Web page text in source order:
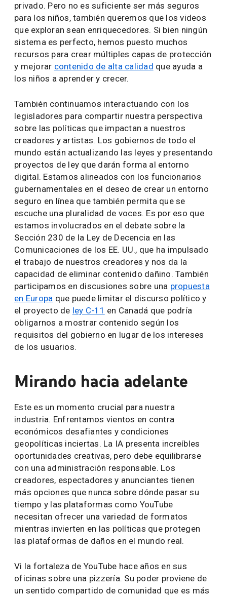
privado. Pero no es suficiente ser más seguros
para los niños, también queremos que los videos
que exploran sean enriquecedores. Si bien ningún
sistema es perfecto, hemos puesto muchos
recursos para crear múltiples capas de protección
y mejorar contenido de alta calidad que ayuda a
los niños a aprender y crecer.
También continuamos interactuando con los
legisladores para compartir nuestra perspectiva
sobre las políticas que impactan a nuestros
creadores y artistas. Los gobiernos de todo el
mundo están actualizando las leyes y presentando
proyectos de ley que darán forma al entorno
digital. Estamos alineados con los funcionarios
gubernamentales en el deseo de crear un entorno
seguro en línea que también permita que se
escuche una pluralidad de voces. Es por eso que
estamos involucrados en el debate sobre la
Sección 230 de la Ley de Decencia en las
Comunicaciones de los EE. UU., que ha impulsado
el trabajo de nuestros creadores y nos da la
capacidad de eliminar contenido dañino. También
participamos en discusiones sobre una propuesta
en Europa que puede limitar el discurso político y
el proyecto de ley C-11 en Canadá que podría
obligarnos a mostrar contenido según los
requisitos del gobierno en lugar de los intereses
de los usuarios.
Mirando hacia adelante
Este es un momento crucial para nuestra
industria. Enfrentamos vientos en contra
económicos desafiantes y condiciones
geopolíticas inciertas. La IA presenta increíbles
oportunidades creativas, pero debe equilibrarse
con una administración responsable. Los
creadores, espectadores y anunciantes tienen
más opciones que nunca sobre dónde pasar su
tiempo y las plataformas como YouTube
necesitan ofrecer una variedad de formatos
mientras invierten en las políticas que protegen
las plataformas de daños en el mundo real.
Vi la fortaleza de YouTube hace años en sus
oficinas sobre una pizzería. Su poder proviene de
un sentido compartido de comunidad que es más